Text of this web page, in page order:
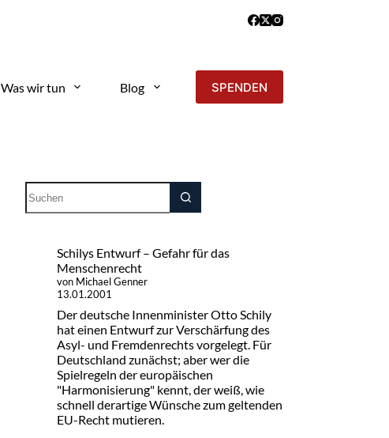
Was wir tun Blog SPENDEN
Schilys Entwurf – Gefahr für das
Menschenrecht
von Michael Genner
13.01.2001
Der deutsche Innenminister Otto Schily
hat einen Entwurf zur Verschärfung des
Asyl- und Fremdenrechts vorgelegt. Für
Deutschland zunächst; aber wer die
Spielregeln der europäischen
"Harmonisierung" kennt, der weiß, wie
schnell derartige Wünsche zum geltenden
EU-Recht mutieren.